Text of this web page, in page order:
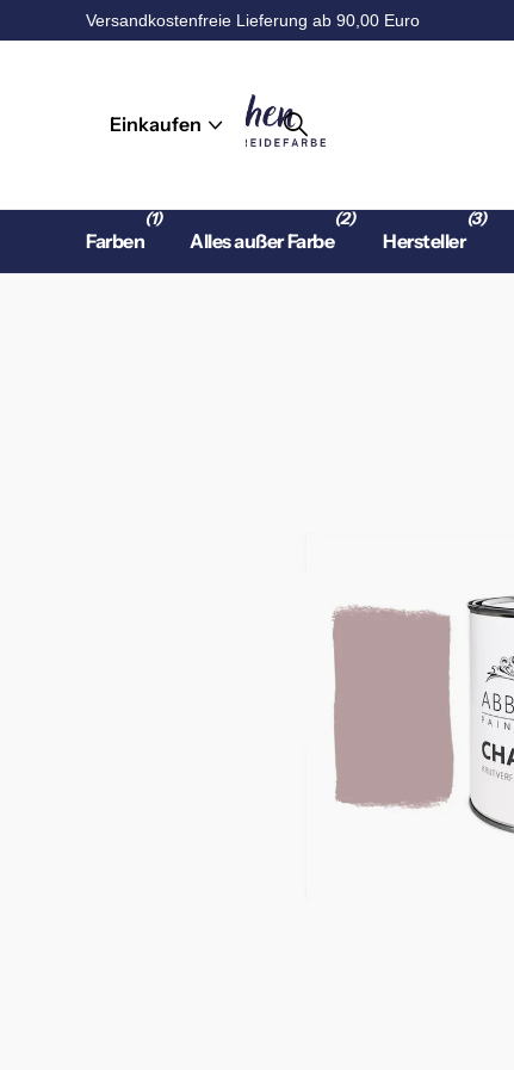
Versandkostenfreie Lieferung ab 90,00 Euro
Einkaufen
Farben
(1)
Alles außer Farbe
(2)
Hersteller
(3)